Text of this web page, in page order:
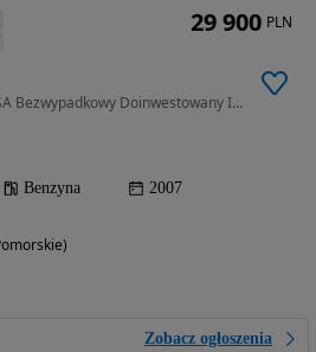
78 KM • 1300 Retro 2007rUSA Bezwypadkowy Doinwestowany Idealny Stan
Benzyna 2007
Zobacz ogłoszenia
29 900 PLN